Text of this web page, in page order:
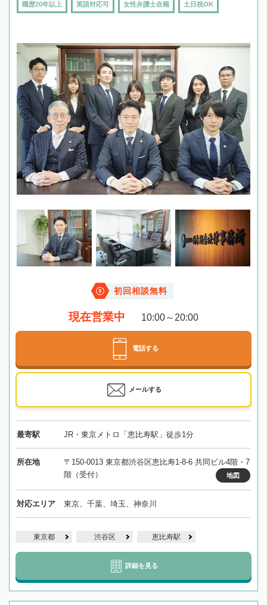
職歴20年以上 英語対応可 女性弁護士在籍 土日祝OK
初回相談無料
現在営業中 10:00～20:00
電話する
メールする
最寄駅 JR・東京メトロ「恵比寿駅」徒歩1分
所在地
〒150-0013 東京都渋谷区恵比寿1-8-6 共同ビル4階・7
階（受付）
地図
対応エリア 東京、千葉、埼玉、神奈川
東京都 渋谷区 恵比寿駅
詳細を見る